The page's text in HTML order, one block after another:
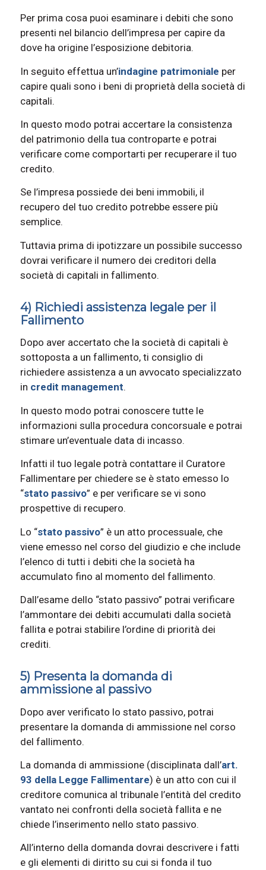
Per prima cosa puoi esaminare i debiti che sono
presenti nel bilancio dell’impresa per capire da
dove ha origine l’esposizione debitoria.
In seguito effettua un’indagine patrimoniale per
capire quali sono i beni di proprietà della società di
capitali.
In questo modo potrai accertare la consistenza
del patrimonio della tua controparte e potrai
verificare come comportarti per recuperare il tuo
credito.
Se l’impresa possiede dei beni immobili, il
recupero del tuo credito potrebbe essere più
semplice.
Tuttavia prima di ipotizzare un possibile successo
dovrai verificare il numero dei creditori della
società di capitali in fallimento.
4) Richiedi assistenza legale per il
Fallimento
Dopo aver accertato che la società di capitali è
sottoposta a un fallimento, ti consiglio di
richiedere assistenza a un avvocato specializzato
in credit management.
In questo modo potrai conoscere tutte le
informazioni sulla procedura concorsuale e potrai
stimare un’eventuale data di incasso.
Infatti il tuo legale potrà contattare il Curatore
Fallimentare per chiedere se è stato emesso lo
“stato passivo” e per verificare se vi sono
prospettive di recupero.
Lo “stato passivo” è un atto processuale, che
viene emesso nel corso del giudizio e che include
l’elenco di tutti i debiti che la società ha
accumulato fino al momento del fallimento.
Dall’esame dello “stato passivo” potrai verificare
l’ammontare dei debiti accumulati dalla società
fallita e potrai stabilire l’ordine di priorità dei
crediti.
5) Presenta la domanda di
ammissione al passivo
Dopo aver verificato lo stato passivo, potrai
presentare la domanda di ammissione nel corso
del fallimento.
La domanda di ammissione (disciplinata dall’art.
93 della Legge Fallimentare) è un atto con cui il
creditore comunica al tribunale l’entità del credito
vantato nei confronti della società fallita e ne
chiede l’inserimento nello stato passivo.
All’interno della domanda dovrai descrivere i fatti
e gli elementi di diritto su cui si fonda il tuo